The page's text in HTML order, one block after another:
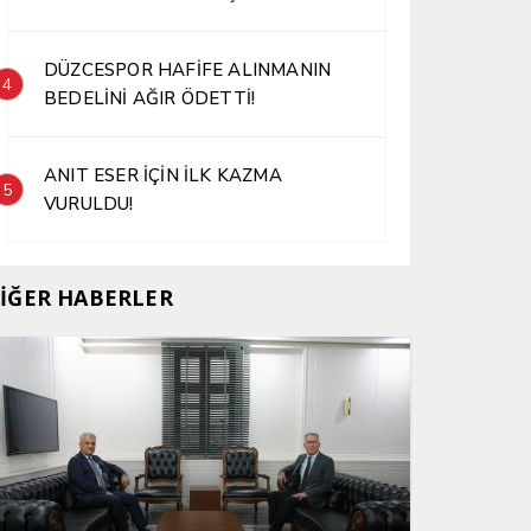
4
DÜZCESPOR HAFİFE ALINMANIN
BEDELİNİ AĞIR ÖDETTİ!
5
ANIT ESER İÇİN İLK KAZMA
VURULDU!
HABERLER